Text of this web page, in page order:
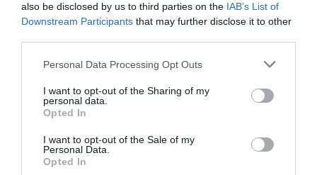
also be disclosed by us to third parties on the IAB’s List of
Downstream Participants that may further disclose it to other
Please note that this website/app uses one or more Google
not limited to your visit or usage behaviour. You may click to
grant or deny consent to Google and its third-party tags to
use your data for below specified purposes in below Google
consent section.
Personal Data Processing Opt Outs
I want to opt-out of the Sharing of my
personal data.
Opted In
I want to opt-out of the Sale of my
Personal Data.
Opted In
Azok a párok, akik érett fejjel találtak egymásra, a saját
őt, a gyerekeik tudnak róla, mégis kellemetlennek érzik a
szerelem felszabadultabb tud lenni, mint a fiatalkori, így
minden idős korosztályban lévő párkeresőt bátorítunk,
eszköz egy célhoz, hanem társ az élet örömeiben. Igaz,
hogy kevesen választják az összeköltözést időskorban,
de ezek a kapcsolatok rendkívül tartalmasak, igazi